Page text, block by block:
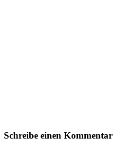
Schreibe einen Kommentar